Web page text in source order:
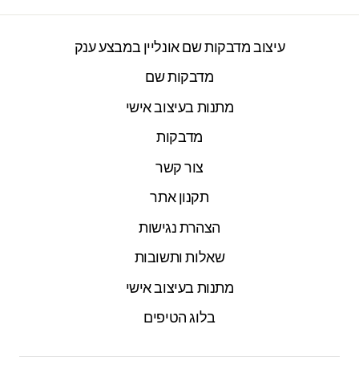
עיצוב מדבקות שם אונליין במבצע ענק
מדבקות שם
מתנות בעיצוב אישי
מדבקות
צור קשר
תקנון אתר
הצהרת נגישות
שאלות ותשובות
מתנות בעיצוב אישי
בלוג הטיפים